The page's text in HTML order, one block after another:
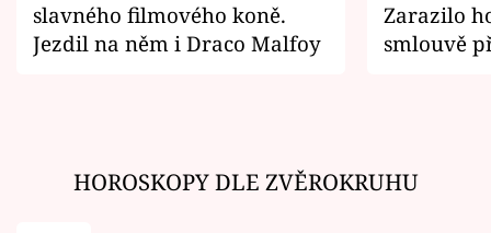
slavného filmového koně.
Jezdil na něm i Draco Malfoy
Zarazilo
smlouvě
HOROSKOPY DLE ZVĚROKRUHU